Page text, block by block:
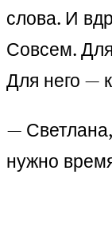
слова. И
Совсем.
Для него —
—
нужно